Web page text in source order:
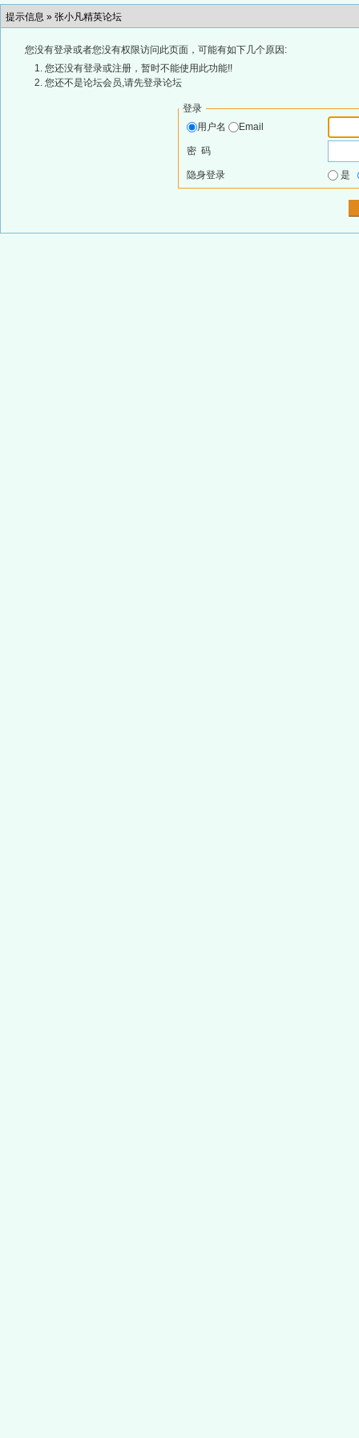
提示信息 » 张小凡精英论坛
您没有登录或者您没有权限访问此页面，可能有如下几个原因:
您还没有登录或注册，暂时不能使用此功能!!
您还不是论坛会员,请先登录论坛
登录
用户名
Email
密 码
隐身登录 是